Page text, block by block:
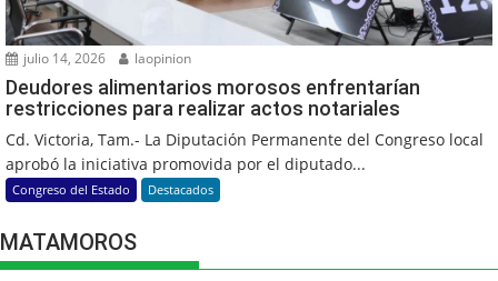
julio 14, 2026 laopinion
Deudores alimentarios morosos enfrentarían
restricciones para realizar actos notariales
Cd. Victoria, Tam.- La Diputación Permanente del Congreso local
aprobó la iniciativa promovida por el diputado...
Congreso del Estado Destacados
MATAMOROS